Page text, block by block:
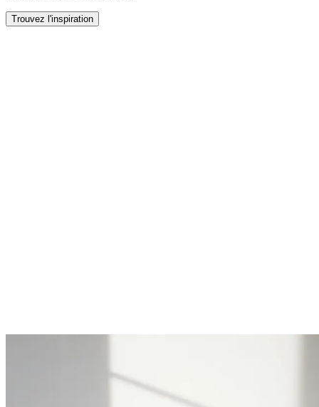
Trouvez l'inspiration